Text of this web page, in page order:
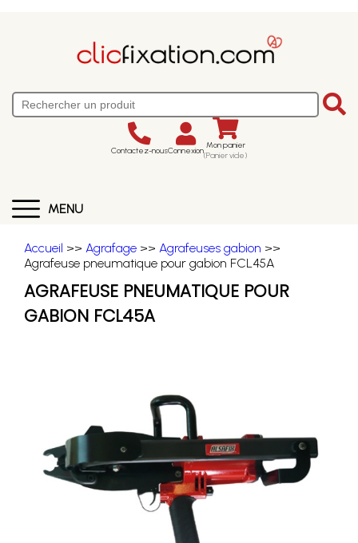
Contactez-nousConnexion Mon panier
(Panier vide)
MENU
Accueil >> Agrafage >> Agrafeuses gabion >>
Agrafeuse pneumatique pour gabion FCL45A
AGRAFEUSE PNEUMATIQUE POUR
GABION FCL45A